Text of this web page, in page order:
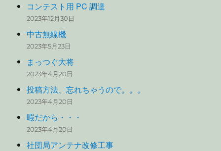
コンテスト用 PC 調達
2023年12月30日
中古無線機
2023年5月23日
まっつぐ大将
2023年4月20日
投稿方法、忘れちゃうので。。。
2023年4月20日
暇だから・・・
2023年4月20日
社団局アンテナ改修工事